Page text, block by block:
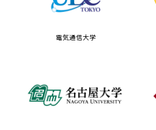
電気通信大学